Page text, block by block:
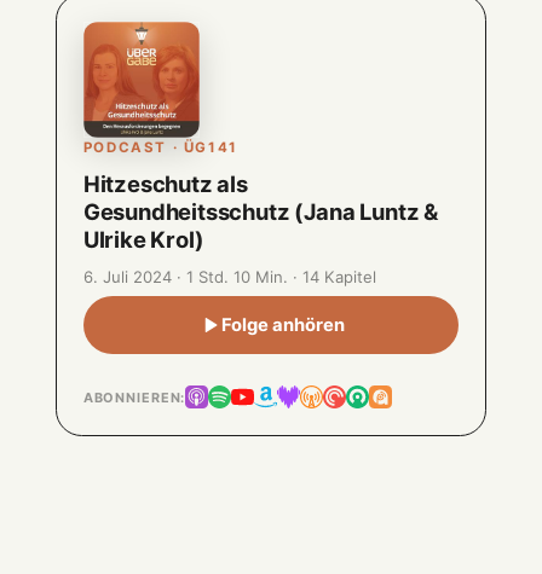
PODCAST · ÜG141
Hitzeschutz als
Gesundheitsschutz (Jana Luntz &
Ulrike Krol)
6. Juli 2024 · 1 Std. 10 Min. · 14 Kapitel
Folge anhören
ABONNIEREN: